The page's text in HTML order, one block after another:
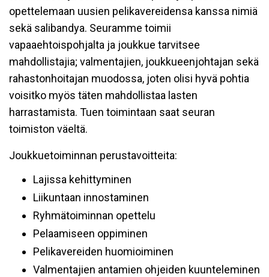
opettelemaan uusien pelikavereidensa kanssa nimiä
sekä salibandya. Seuramme toimii
vapaaehtoispohjalta ja joukkue tarvitsee
mahdollistajia; valmentajien, joukkueenjohtajan sekä
rahastonhoitajan muodossa, joten olisi hyvä pohtia
voisitko myös täten mahdollistaa lasten
harrastamista. Tuen toimintaan saat seuran
toimiston väeltä.
Joukkuetoiminnan perustavoitteita:
Lajissa kehittyminen
Liikuntaan innostaminen
Ryhmätoiminnan opettelu
Pelaamiseen oppiminen
Pelikavereiden huomioiminen
Valmentajien antamien ohjeiden kuunteleminen